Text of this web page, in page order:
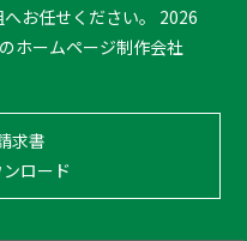
お任せください。
2026
ホームページ制作会社
求書
ロード